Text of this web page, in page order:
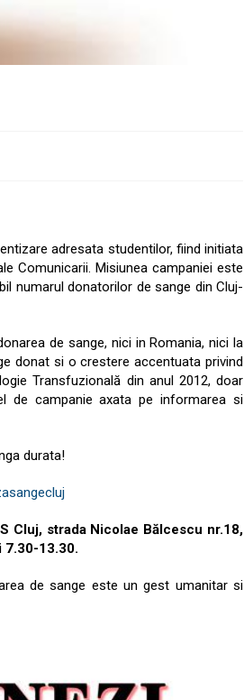
adresata studentilor, fiind initiata
Comunicarii. Misiunea campaniei este
numarul donatorilor de sange din Cluj-
de sange, nici in Romania, nici la
donat si o crestere accentuata privind
Transfuzională din anul 2012, doar
de campanie axata pe informarea si
durata!
Cluj, strada Nicolae Bălcescu nr.18,
7.30-13.30.
de sange este un gest umanitar si